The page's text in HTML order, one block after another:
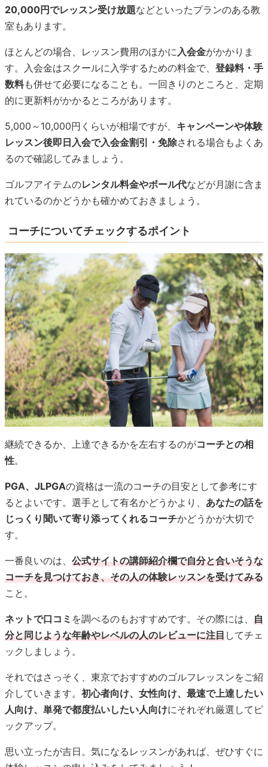
20,000円でレッスン受け放題などといったプランのある教
室もあります。
ほとんどの場合、レッスン費用のほかに 入会金がかかりま
す。入会金はスクールに入学するための料金で、 登録料・手
数料も併せて必要になることも。一回きりのところと、定期
的に更新料がかかるところがあります。
5,000～10,000円くらいが相場ですが、 キャンペーンや体験
レッスン後即日入会で入会金割引・免除される場合もよくあ
るので確認してみましょう。
ゴルフアイテムのレンタル料金やボール代などが月謝に含ま
れているのかどうかも確かめておきましょう。
コーチについてチェックするポイント
継続できるか、上達できるかを左右するのがコーチとの相
性。
PGA、JLPGAの資格は一流のコーチの目安として参考にす
るとよいです。選手として有名かどうかより、 あなたの話を
じっくり聞いて寄り添ってくれるコーチかどうかが大切で
す。
一番良いのは、 公式サイトの講師紹介欄で自分と合いそうな
コーチを見つけておき、その人の体験レッスンを受けてみる
こと。
ネットで口コミ を調べるのもおすすめです。その際には、 自
分と同じような年齢やレベルの人のレビューに注目してチェ
ックしましょう。
それではさっそく、東京でおすすめのゴルフレッスンをご紹
介していきます。 初心者向け、女性向け、最速で上達したい
人向け、単発で都度払いしたい人向けにそれぞれ厳選してピ
ックアップ。
思い立ったが吉日。気になるレッスンがあれば、ぜひすぐに